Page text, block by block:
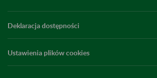
Deklaracja dostępności
Ustawienia plików cookies